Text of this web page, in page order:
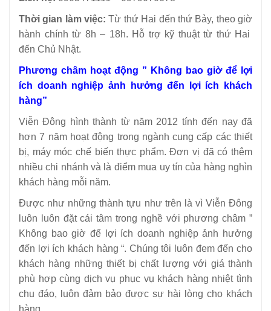
Thời gian làm việc:Từ thứ Hai đến thứ Bảy, theo giờ
hành chính từ 8h – 18h. Hỗ trợ kỹ thuật từ thứ Hai
đến Chủ Nhật.
Phương châm hoạt động ” Không bao giờ để lợi
ích doanh nghiệp ảnh hưởng đến lợi ích khách
hàng”
Viễn Đông hình thành từ năm 2012 tính đến nay đã
hơn 7 năm hoạt động trong ngành cung cấp các thiết
bị, máy móc chế biến thực phẩm. Đơn vị đã có thêm
nhiều chi nhánh và là điểm mua uy tín của hàng nghìn
khách hàng mỗi năm.
Được như những thành tựu như trên là vì Viễn Đông
luôn luôn đặt cái tâm trong nghề với phương châm ”
Không bao giờ để lợi ích doanh nghiệp ảnh hưởng
đến lợi ích khách hàng “. Chúng tôi luôn đem đến cho
khách hàng những thiết bị chất lượng với giá thành
phù hợp cùng dịch vụ phục vụ khách hàng nhiệt tình
chu đáo, luôn đảm bảo được sự hài lòng cho khách